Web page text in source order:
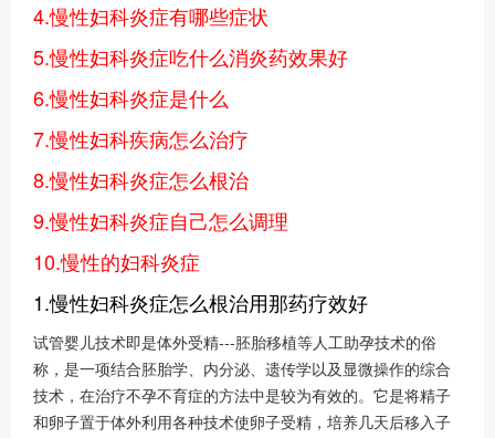
4.慢性妇科炎症有哪些症状
5.慢性妇科炎症吃什么消炎药效果好
6.慢性妇科炎症是什么
7.慢性妇科疾病怎么治疗
8.慢性妇科炎症怎么根治
9.慢性妇科炎症自己怎么调理
10.慢性的妇科炎症
1.慢性妇科炎症怎么根治用那药疗效好
试管婴儿技术即是体外受精---胚胎移植等人工助孕技术的俗
称，是一项结合胚胎学、内分泌、遗传学以及显微操作的综合
技术，在治疗不孕不育症的方法中是较为有效的。它是将精子
和卵子置于体外利用各种技术使卵子受精，培养几天后移入子